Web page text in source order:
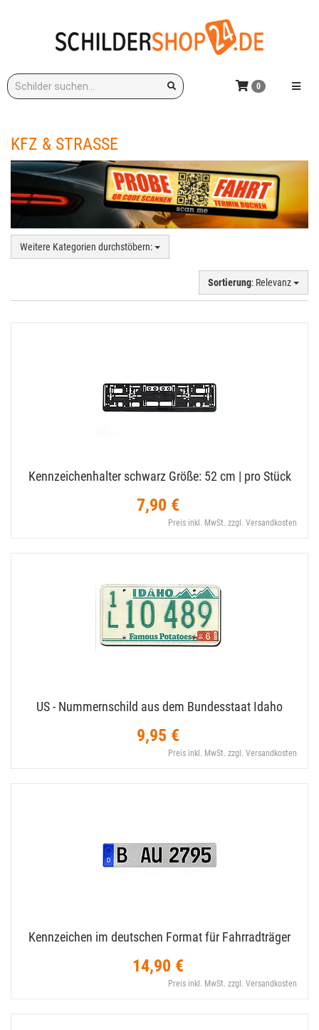
Stichwort: Menü
0
KFZ & STRASSE
Weitere Kategorien durchstöbern:
Sortierung: Relevanz
Kennzeichenhalter schwarz Größe: 52 cm | pro Stück
7,90 €
Preis inkl. MwSt. zzgl. Versandkosten
US - Nummernschild aus dem Bundesstaat Idaho
9,95 €
Preis inkl. MwSt. zzgl. Versandkosten
Kennzeichen im deutschen Format für Fahrradträger
14,90 €
Preis inkl. MwSt. zzgl. Versandkosten